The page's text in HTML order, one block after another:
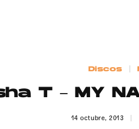
Discos
T – MY
14 octubre, 2013